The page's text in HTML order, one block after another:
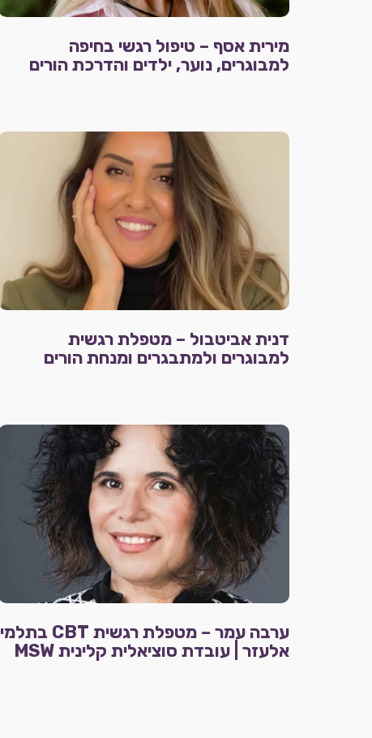
מירית אסף – טיפול רגשי בחיפה
למבוגרים, נוער, ילדים והדרכת הורים
דנית אביטבול – מטפלת רגשית
למבוגרים ולמתבגרים ומנחת הורים
ערבה עמר – מטפלת רגשית CBT בתלמי
אלעזר | עובדת סוציאלית קלינית MSW